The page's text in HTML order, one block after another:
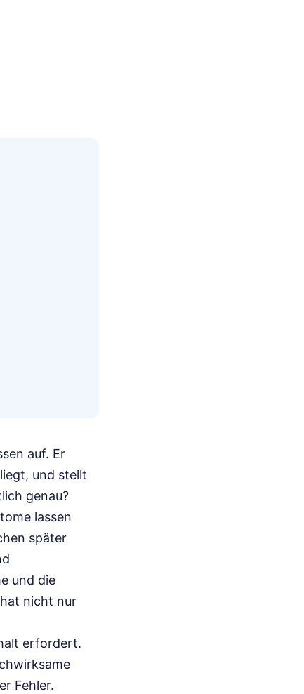
auf. Er
und stellt
lassen
später
und die
nicht nur
erfordert.
Fehler.